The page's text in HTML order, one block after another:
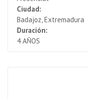
Ciudad:
Badajoz, Extremadura
Duración:
4 AÑOS